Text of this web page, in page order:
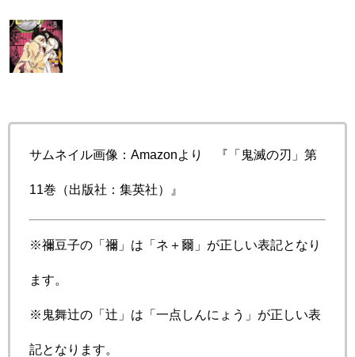
サムネイル画像：Amazonより 『「鬼滅の刃」第
11巻（出版社：集英社）』
※禰豆子の「禰」は「ネ＋爾」が正しい表記となり
ます。
※鬼舞辻の「辻」は「一点しんにょう」が正しい表
記となります。